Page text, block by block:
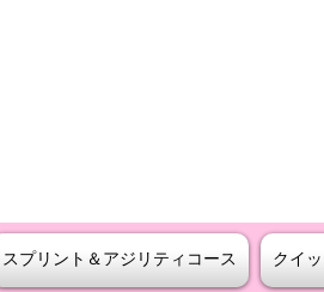
スプリント＆アジリティコース クイ